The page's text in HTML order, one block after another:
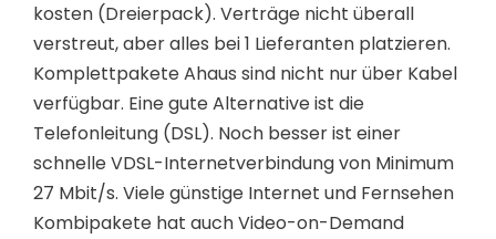
kosten (Dreierpack). Verträge nicht überall
verstreut, aber alles bei 1 Lieferanten platzieren.
Komplettpakete Ahaus sind nicht nur über Kabel
verfügbar. Eine gute Alternative ist die
Telefonleitung (DSL). Noch besser ist einer
schnelle VDSL-Internetverbindung von Minimum
27 Mbit/s. Viele günstige Internet und Fernsehen
Kombipakete hat auch Video-on-Demand